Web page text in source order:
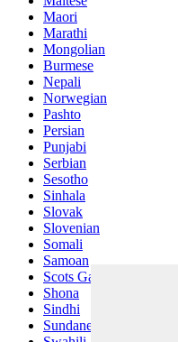
Maori
Marathi
Mongolian
Burmese
Nepali
Norwegian
Pashto
Persian
Punjabi
Serbian
Sesotho
Sinhala
Slovak
Slovenian
Somali
Samoan
Scots Gaelic
Shona
Sindhi
Sundanese